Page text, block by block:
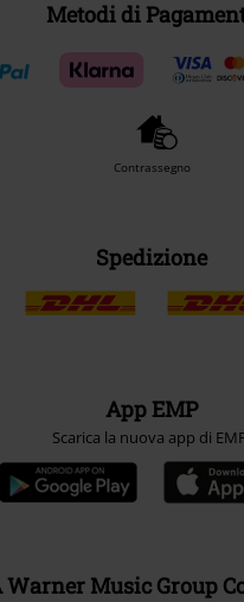
Metodi di
Contrassegno
Spedizione
App EMP
Scarica la nuova app di
Warner Music Group